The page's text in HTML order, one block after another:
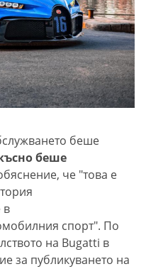
беше
беше
че "това е
в
спорт". По
на Bugatti в
за публикуването на